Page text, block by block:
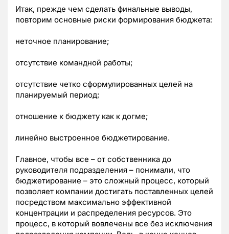
Итак, прежде чем сделать финальные выводы,
повторим основные риски формирования бюджета:
неточное планирование;
отсутствие командной работы;
отсутствие четко сформулированных целей на
планируемый период;
отношение к бюджету как к догме;
линейно выстроенное бюджетирование.
Главное, чтобы все – от собственника до
руководителя подразделения – понимали, что
бюджетирование – это сложный процесс, который
позволяет компании достигать поставленных целей
посредством максимально эффективной
концентрации и распределения ресурсов. Это
процесс, в который вовлечены все без исключения